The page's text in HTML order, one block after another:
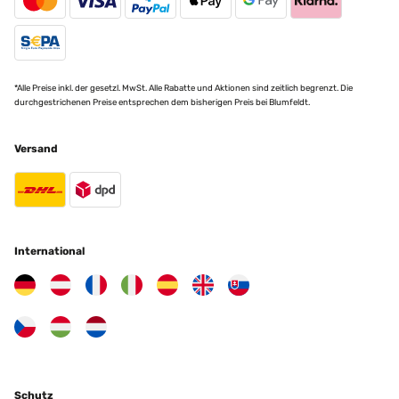
*Alle Preise inkl. der gesetzl. MwSt. Alle Rabatte und Aktionen sind zeitlich begrenzt. Die
durchgestrichenen Preise entsprechen dem bisherigen Preis bei Blumfeldt.
Versand
International
Schutz